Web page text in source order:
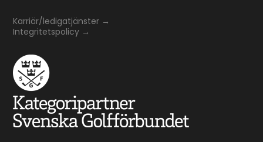
Karriär/ledigatjänster →
Integritetspolicy →